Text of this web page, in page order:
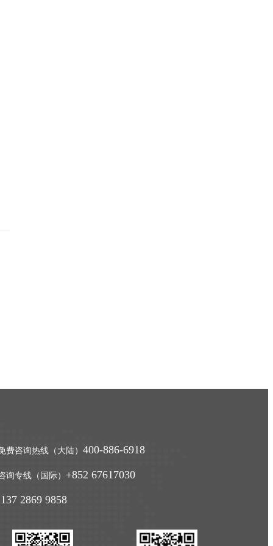
费咨询热线（大陆） 400-886-6918
询专线（国际） +852 67617030
2869 9858